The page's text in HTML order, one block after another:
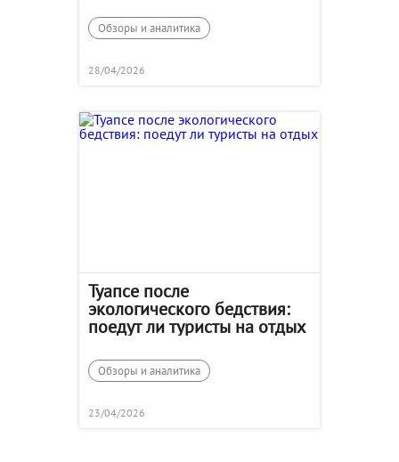
Обзоры и аналитика
28/04/2026
Туапсе после
экологического бедствия:
поедут ли туристы на отдых
Обзоры и аналитика
23/04/2026